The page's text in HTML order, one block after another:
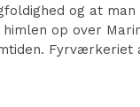
og at man
op over
Fyrværkeriet